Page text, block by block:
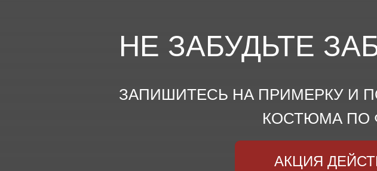
ЗАПИШИТЕСЬ НА ПРИМЕРКУ И
КОСТЮМА ПО
НЕ ЗАБУДЬТЕ
АКЦИЯ